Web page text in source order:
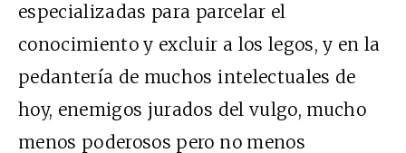
especializadas para parcelar el
conocimiento y excluir a los legos, y en la
pedantería de muchos intelectuales de
hoy, enemigos jurados del vulgo, mucho
menos poderosos pero no menos